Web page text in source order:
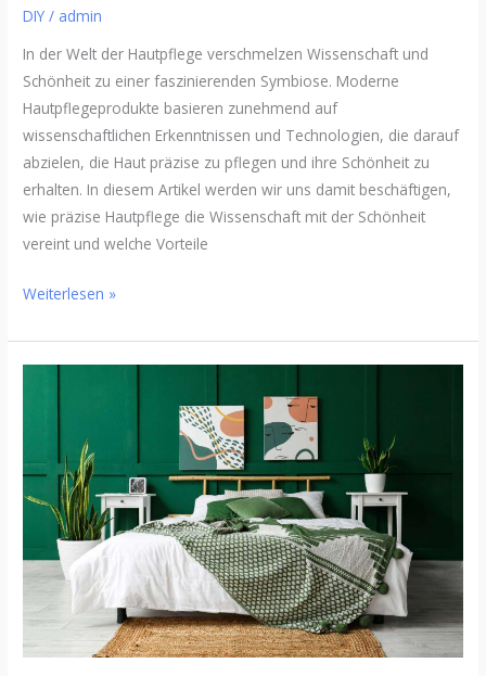
DIY / admin
In der Welt der Hautpflege verschmelzen Wissenschaft und
Schönheit zu einer faszinierenden Symbiose. Moderne
Hautpflegeprodukte basieren zunehmend auf
wissenschaftlichen Erkenntnissen und Technologien, die darauf
abzielen, die Haut präzise zu pflegen und ihre Schönheit zu
erhalten. In diesem Artikel werden wir uns damit beschäftigen,
wie präzise Hautpflege die Wissenschaft mit der Schönheit
vereint und welche Vorteile
Weiterlesen »
für
Schlafzimmer